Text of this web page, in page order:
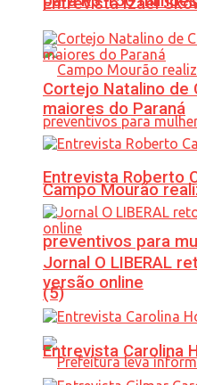
Campo Mourão
preventivos para
(5)
Cortejo Natalino de
maiores do Paraná
Entrevista Roberto
Jornal O LIBERAL
versão online
Entrevista Carolina